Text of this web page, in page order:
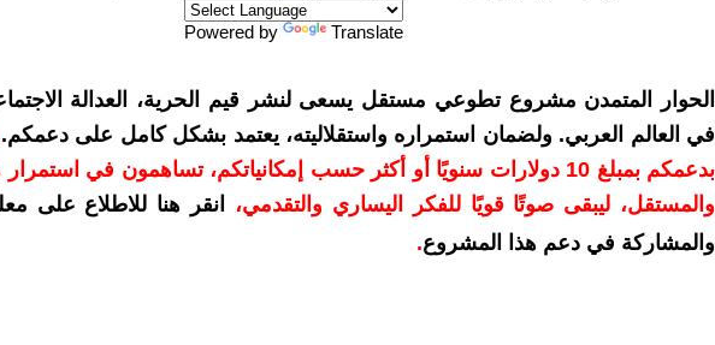
Powered by Translate
الحوار المتمدن مشروع تطوعي مستقل يسعى لنشر قيم الحرية، العدالة
في العالم العربي. ولضمان استمراره واستقلاليته، يعتمد بشكل كامل على دعمكم.
بدعمكم بمبلغ 10 دولارات سنويًا أو أكثر حسب إمكانياتكم، تساهمون في
والمستقل، ليبقى صوتًا قويًا للفكر اليساري والتقدمي،
انقر هنا للاطلاع على
والمشاركة في دعم هذا المشروع.